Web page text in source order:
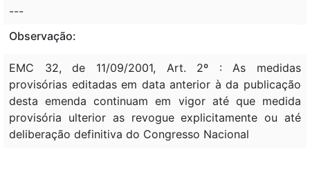
---
Observação:
EMC 32, de 11/09/2001, Art. 2º : As medidas
provisórias editadas em data anterior à da publicação
desta emenda continuam em vigor até que medida
provisória ulterior as revogue explicitamente ou até
deliberação definitiva do Congresso Nacional